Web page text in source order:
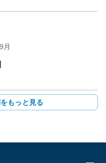
月
もっと見る